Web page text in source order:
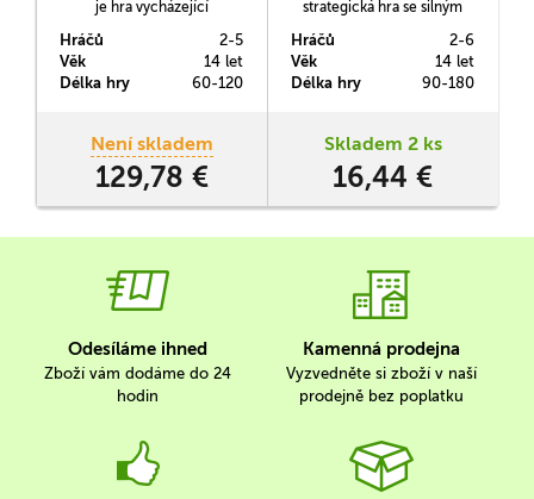
je hra vycházející
epiky Descent, která se
věnuje boji temné a světlé
strany Síly za pomoci
kostek a karet.
Hráčů
2-5
Věk
14 let
Délka hry
60-120
Není skladem
129,78 €
strategická hra se silným
Odehrává se ve světě,
vycházejícím z klasických
cyberpunkových děl a
množství cest, jak v
úspěchu.
Hráčů
2-6
Věk
14 let
Délka hry
90-180
Skladem 2 ks
16,44 €
Odesíláme ihned
Zboží vám dodáme do 24
hodin
Kamenná prodejna
Vyzvedněte si zboží v naší
prodejně bez poplatku